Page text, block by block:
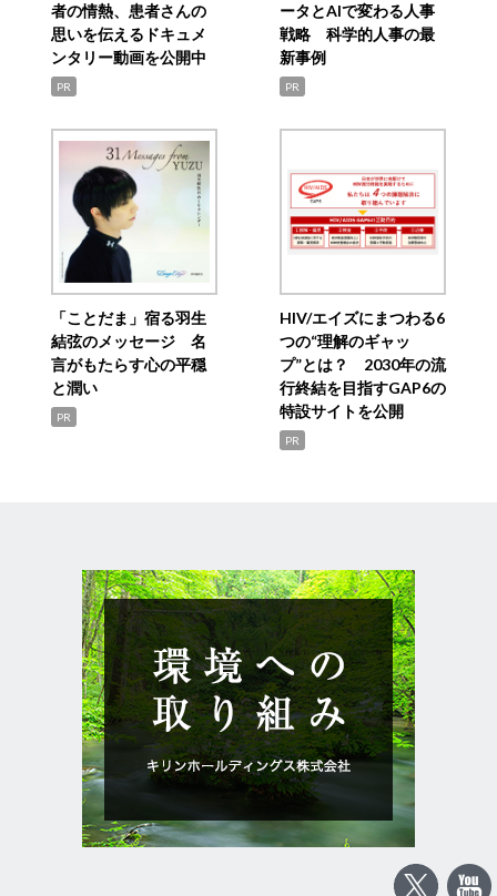
者の情熱、患者さんの
思いを伝えるドキュメ
ンタリー動画を公開中
PR
ータとAIで変わる人事
戦略 科学的人事の最
新事例
PR
「ことだま」宿る羽生
結弦のメッセージ 名
言がもたらす心の平穏
と潤い
PR
HIV/エイズにまつわる6
つの“理解のギャッ
プ”とは？ 2030年の流
行終結を目指すGAP6の
特設サイトを公開
PR